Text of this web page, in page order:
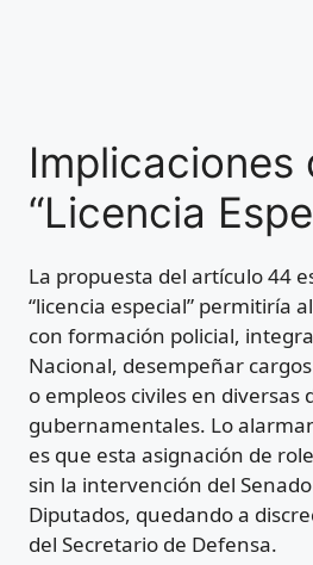
Implicaciones
“Licencia
La propuesta del artículo 44
“licencia especial” permitiría
con formación policial,
Nacional, desempeñar
o empleos civiles en diversas
gubernamentales. Lo
es que esta asignación de
sin la intervención del
Diputados, quedando a
del Secretario de Defensa.